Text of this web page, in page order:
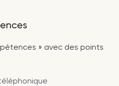
» avec des points